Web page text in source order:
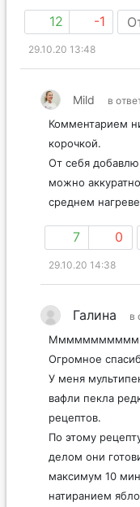
12 -1
29.10.20 13:48
Mild в
Комментарием
корочкой.
От себя
можно
среднем
7 0
29.10.20 14:38
Галина в
Огромное
У меня
вафли пекла
рецептов.
По этому
делом они
максимум 10
натиранием